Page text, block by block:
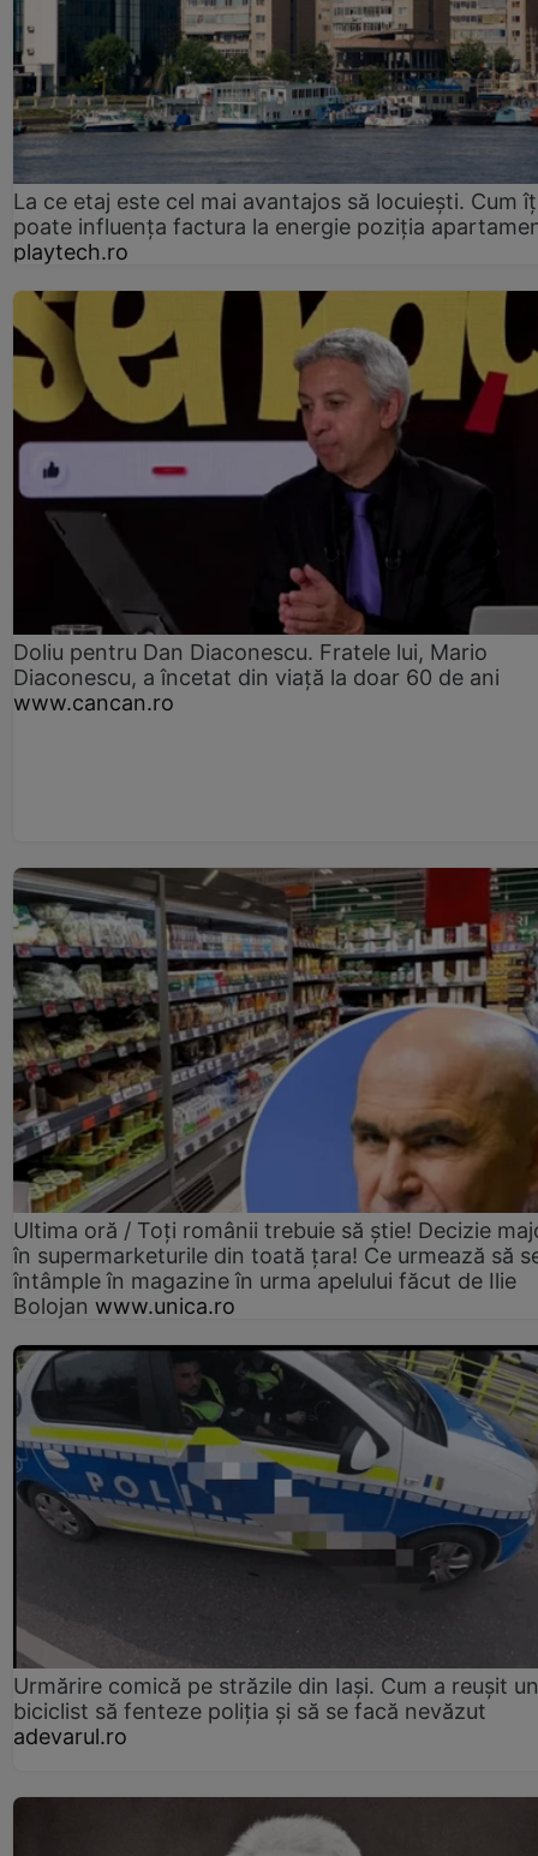
La ce etaj este cel mai avantajos să locuiești. Cum
poate influența factura la energie poziția
playtech.ro
Doliu pentru Dan Diaconescu. Fratele lui, Mario
Diaconescu, a încetat din viață la doar 60 de ani
www.cancan.ro
Ultima oră / Toți românii trebuie să știe! Decizie
în supermarketurile din toată țara! Ce urmează să
întâmple în magazine în urma apelului făcut de Ilie
Bolojan www.unica.ro
Urmărire comică pe străzile din Iași. Cum a reușit un
biciclist să fenteze poliția și să se facă nevăzut
adevarul.ro